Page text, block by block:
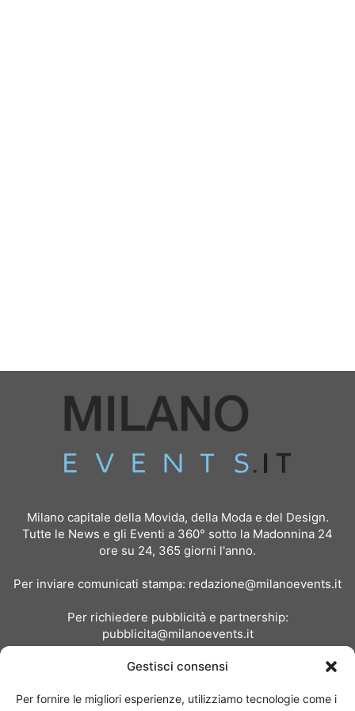
Gestisci consensi
Per fornire le migliori esperienze, utilizziamo tecnologie come i
Milano capitale della Movida, della Moda e del Design.
Tutte le News e gli Eventi a 360° sotto la Madonnina 24
ore su 24, 365 giorni l'anno.
Per inviare comunicati stampa: redazione@milanoevents.it
Per richiedere pubblicità e partnership:
pubblicita@milanoevents.it